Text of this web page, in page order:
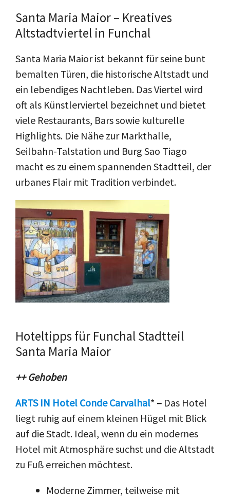
Santa Maria Maior – Kreatives
Altstadtviertel in Funchal
Santa Maria Maior ist bekannt für seine bunt
bemalten Türen, die historische Altstadt und
ein lebendiges Nachtleben. Das Viertel wird
oft als Künstlerviertel bezeichnet und bietet
viele Restaurants, Bars sowie kulturelle
Highlights. Die Nähe zur Markthalle,
Seilbahn-Talstation und Burg Sao Tiago
macht es zu einem spannenden Stadtteil, der
urbanes Flair mit Tradition verbindet.
Hoteltipps für Funchal Stadtteil
Santa Maria Maior
++ Gehoben
ARTS IN Hotel Conde Carvalhal* – Das Hotel
liegt ruhig auf einem kleinen Hügel mit Blick
auf die Stadt. Ideal, wenn du ein modernes
Hotel mit Atmosphäre suchst und die Altstadt
zu Fuß erreichen möchtest.
Moderne Zimmer, teilweise mit